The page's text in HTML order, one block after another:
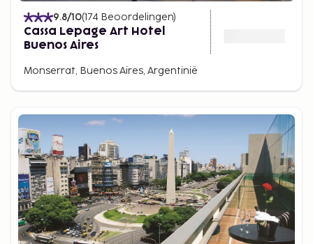
9.8/10(174 Beoordelingen)
Cassa Lepage Art Hotel
Buenos Aires
Monserrat, Buenos Aires, Argentinië